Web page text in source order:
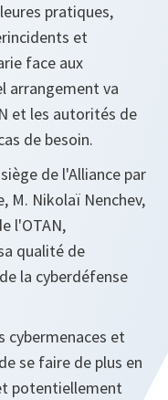
pratiques,
et
face aux
arrangement va
et les autorités de
de besoin.
de l'Alliance par
M. Nikolaï Nenchev,
l'OTAN,
qualité de
la cyberdéfense
cybermenaces et
se faire de plus en
potentiellement